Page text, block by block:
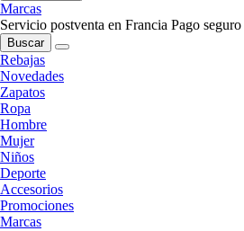
Marcas
Servicio postventa en Francia Pago seguro
Buscar
Rebajas
Novedades
Zapatos
Ropa
Hombre
Mujer
Niños
Deporte
Accesorios
Promociones
Marcas